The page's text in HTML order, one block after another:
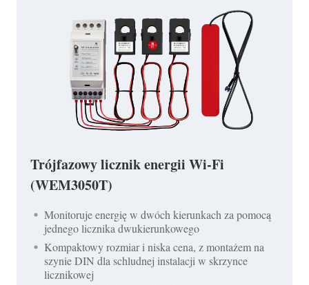
Trójfazowy licznik energii Wi-Fi
(WEM3050T)
Monitoruje energię w dwóch kierunkach za pomocą
jednego licznika dwukierunkowego
Kompaktowy rozmiar i niska cena, z montażem na
szynie DIN dla schludnej instalacji w skrzynce
licznikowej